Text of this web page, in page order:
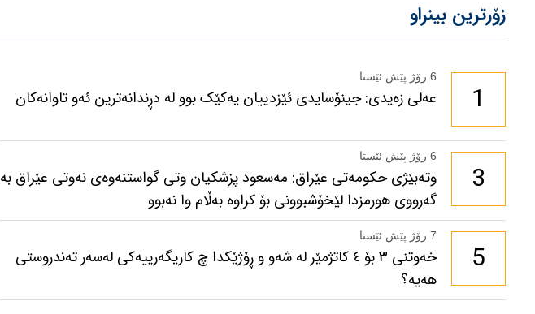
زۆرترین بینراو
1
6 رۆژ پێش ئێستا
عەلی زەیدی: جینۆسایدی ئێزدییان یەکێک بوو لە دڕندانەترین ئەو تاوانەکان
3
6 رۆژ پێش ئێستا
وتەبێژی حکومەتی عێراق: مەسعود پزشكیان وتی گواستنەوەی نەوتی عێراق بە
گەرووی هورمزدا لێخۆشبوونی بۆ كراوە بەڵام وا نەبوو
5
7 رۆژ پێش ئێستا
خەوتنی ٣ بۆ ٤ کاتژمێر لە شەو و ڕۆژێکدا چ کاریگەرییەکی لەسەر تەندروستی
هەیە؟